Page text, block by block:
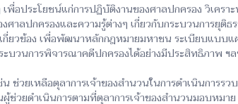
พื่อประโยชน์แก่การปฏิบัติงานของศาลปกครอง วิเคร
าลปกครองและความรู้ต่างๆ เกี่ยวกับกระบวนการยุติ
กี่ยวข้อง เพื่อพัฒนาหลักกฎหมายมหาชน ระเบียบแบบ
วนการพิจารณาคดีปกครองได้อย่างมีประสิทธิภาพ ฯล
ช่วยเหลือตุลาการเจ้าของสำนวนในการดำเนินการ
วยดำเนินการตามที่ตุลาการเจ้าของสำนวนมอบหม